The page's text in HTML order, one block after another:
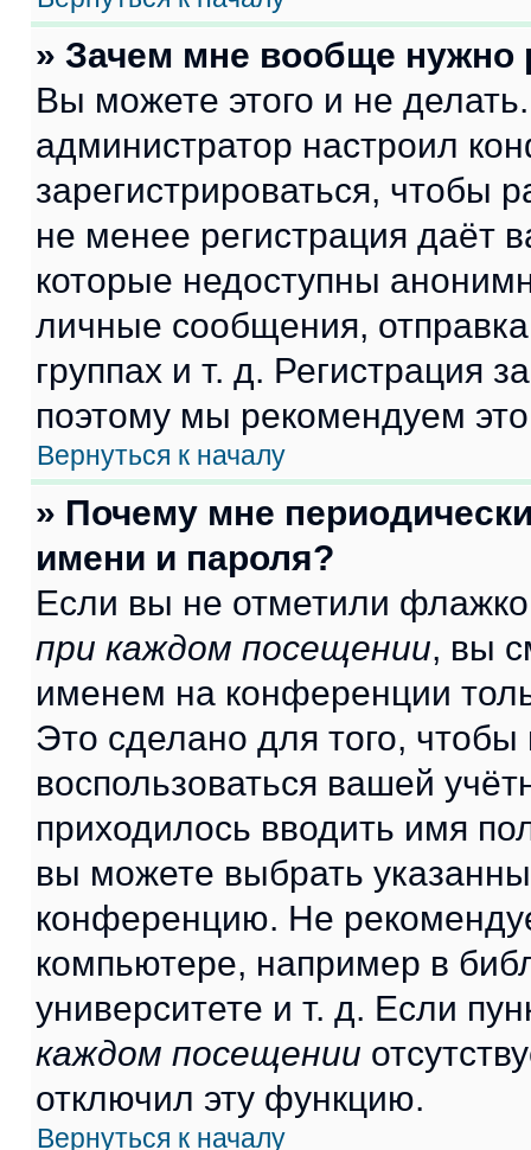
» Зачем мне вообще нужно
Вы можете этого и не
администратор настроил
зарегистрироваться, чтобы
не менее регистрация даёт
которые недоступны
личные сообщения,
группах и т. д. Регистрация
поэтому мы рекомендуем
Вернуться к началу
» Почему мне
имени и пароля?
Если вы не отметили
при каждом посещении, вы
именем на конференции
Это сделано для того, чтобы
воспользоваться вашей
приходилось вводить имя
вы можете выбрать
конференцию. Не
компьютере, например в
университете и т. д. Если
каждом посещении
отключил эту функцию.
Вернуться к началу